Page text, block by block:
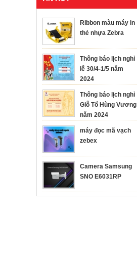
Ribbon màu máy in
thẻ nhựa Zebra
Thông báo lịch nghỉ
lễ 30/4-1/5 năm
2024
Thông báo lịch nghỉ
Giỗ Tổ Hùng Vương
năm 2024
máy đọc mã vạch
zebex
Camera Samsung
SNO E6031RP